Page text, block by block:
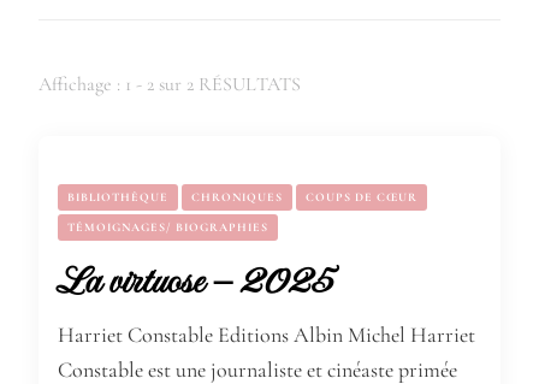
Affichage : 1 - 2 sur 2 RÉSULTATS
BIBLIOTHÈQUE CHRONIQUES COUPS DE CŒUR
TÉMOIGNAGES/ BIOGRAPHIES
La virtuose – 2025
Harriet Constable Editions Albin Michel Harriet
Constable est une journaliste et cinéaste primée